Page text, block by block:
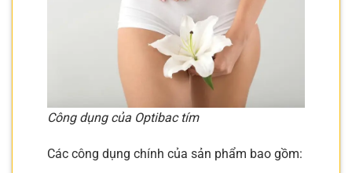
Công dụng của Optibac tím
Các công dụng chính của sản phẩm bao gồm: